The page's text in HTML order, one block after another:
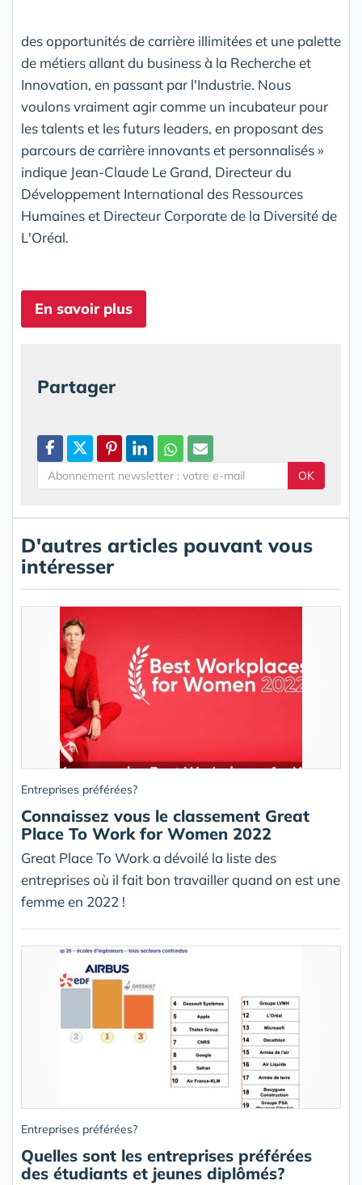
des opportunités de carrière illimitées et une palette
de métiers allant du business à la Recherche et
Innovation, en passant par l'Industrie. Nous
voulons vraiment agir comme un incubateur pour
les talents et les futurs leaders, en proposant des
parcours de carrière innovants et personnalisés »
indique Jean-Claude Le Grand, Directeur du
Développement International des Ressources
Humaines et Directeur Corporate de la Diversité de
L'Oréal.
En savoir plus
Partager
OK
D'autres articles pouvant vous
intéresser
Entreprises préférées?
Connaissez vous le classement Great
Place To Work for Women 2022
Great Place To Work a dévoilé la liste des
entreprises où il fait bon travailler quand on est une
femme en 2022 !
Entreprises préférées?
Quelles sont les entreprises préférées
des étudiants et jeunes diplômés?